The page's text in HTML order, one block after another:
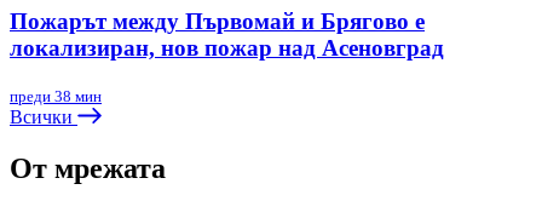
Пожарът между Първомай и Брягово е
локализиран, нов пожар над Асеновград
преди 38 мин
Всички
От мрежата